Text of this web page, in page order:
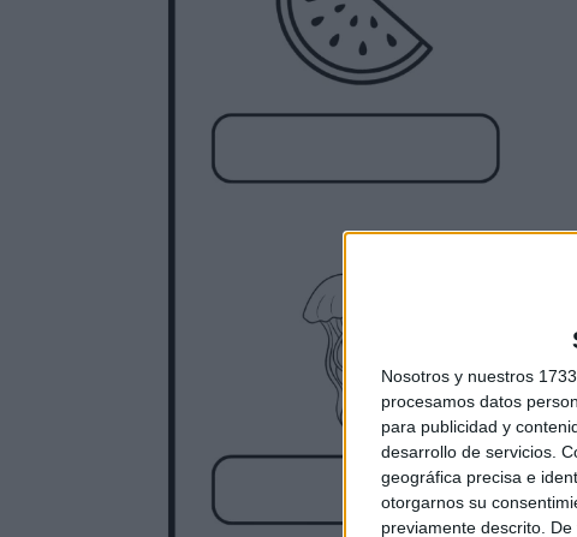
Nosotros y nuestros 1733
procesamos datos
para publicidad y
desarrollo de servicios.
geográfica precisa e
otorgarnos su
previamente descrito.